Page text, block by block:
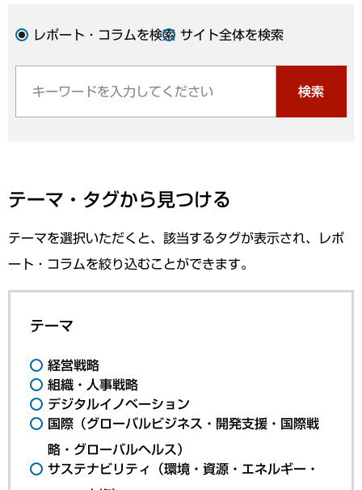
レポート・コラムを検索 サイト全体を検索
検索
テーマ・タグから見つける
テーマを選択いただくと、該当するタグが表示され、レポ
ート・コラムを絞り込むことができます。
テーマ
経営戦略
組織・人事戦略
デジタルイノベーション
国際（グローバルビジネス・開発支援・国際戦
略・グローバルヘルス）
サステナビリティ（環境・資源・エネルギー・